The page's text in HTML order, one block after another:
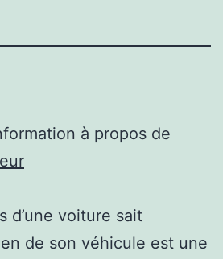
à propos de
d’une voiture sait
de son véhicule est une